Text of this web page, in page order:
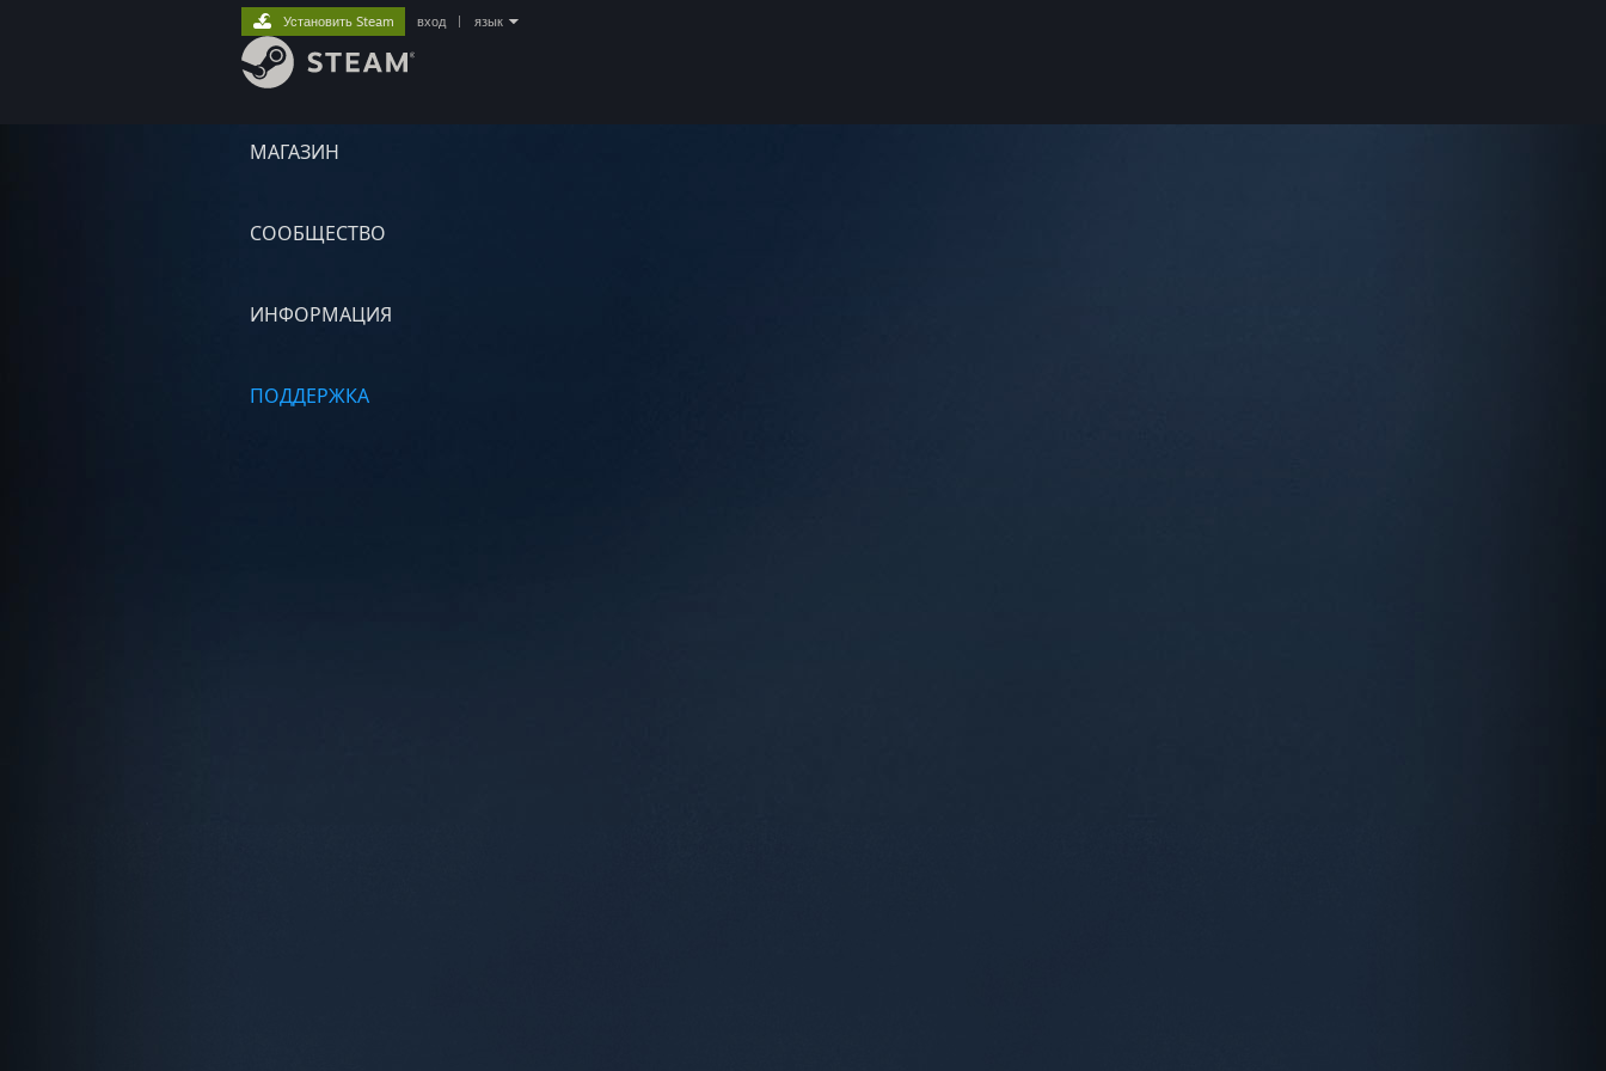
МАГАЗИН
СООБЩЕСТВО
ИНФОРМАЦИЯ
ПОДДЕРЖКА
Установить Steam вход язык